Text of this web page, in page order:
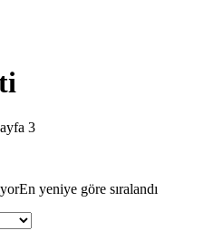
3
En yeniye göre sıralandı